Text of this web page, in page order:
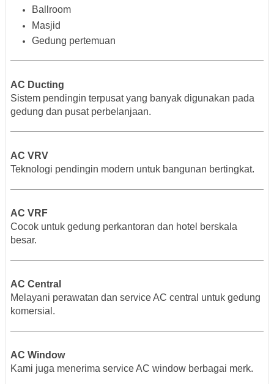
Ballroom
Masjid
Gedung pertemuan
AC Ducting
Sistem pendingin terpusat yang banyak digunakan pada
gedung dan pusat perbelanjaan.
AC VRV
Teknologi pendingin modern untuk bangunan bertingkat.
AC VRF
Cocok untuk gedung perkantoran dan hotel berskala
besar.
AC Central
Melayani perawatan dan service AC central untuk gedung
komersial.
AC Window
Kami juga menerima service AC window berbagai merk.